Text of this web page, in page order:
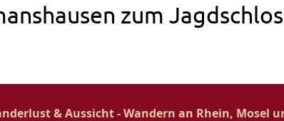
zum